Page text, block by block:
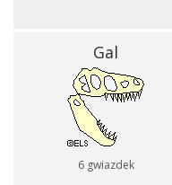
Gal
6 gwiazdek